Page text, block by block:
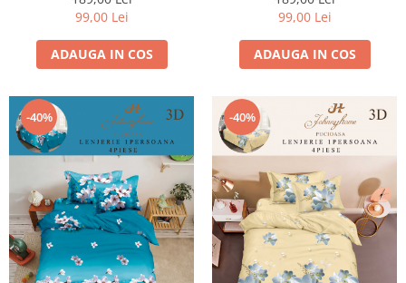
99,00 Lei
ADAUGA IN COS
99,00 Lei
ADAUGA IN COS
-40% -40%